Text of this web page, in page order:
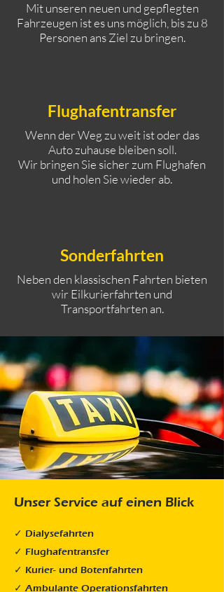
Mit unseren neuen und gepflegten
Fahrzeugen ist es uns möglich, bis zu 8
Personen ans Ziel zu bringen.
Flughafentransfer
Wenn der Weg zu weit ist oder das
Auto zuhause bleiben soll.
Wir bringen Sie sicher zum Flughafen
und holen Sie wieder ab.
Sonderfahrten
Neben den klassischen Fahrten bieten
wir Eilkurierfahrten und
Transportfahrten an.
Unser Service auf einen Blick
✓ Dialysefahrten
✓ Flughafentransfer
✓ Kurier- und Botenfahrten
✓ Ambulante Operationsfahrten